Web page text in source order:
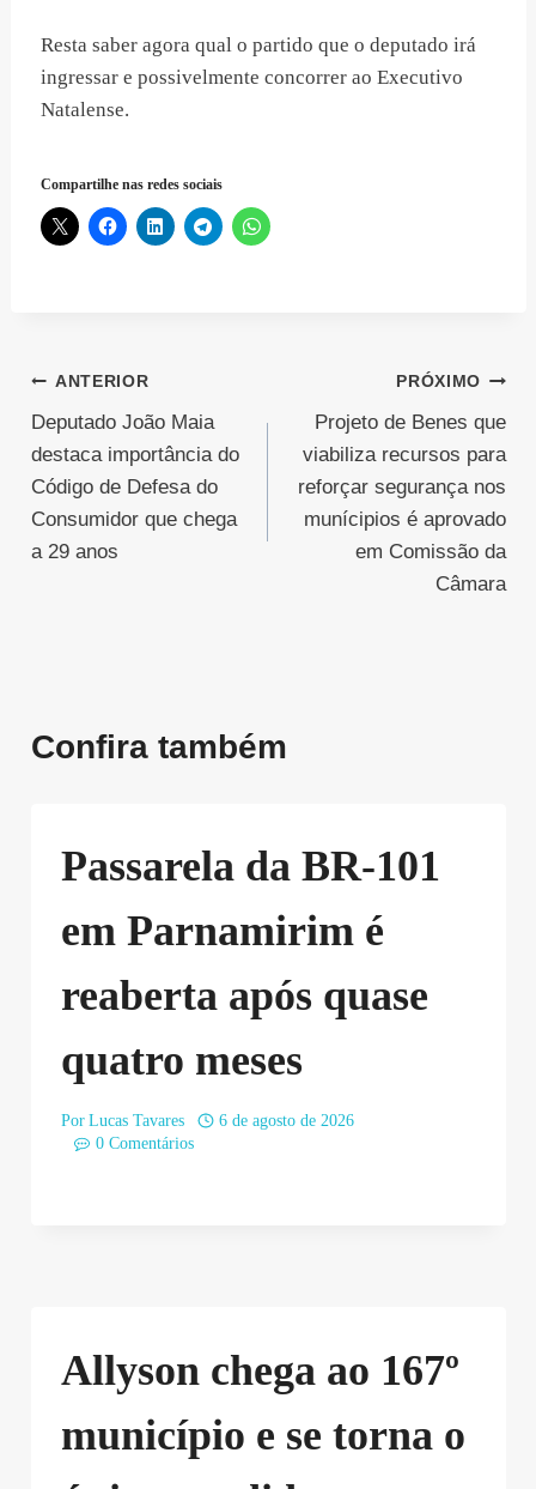
Resta saber agora qual o partido que o deputado irá
ingressar e possivelmente concorrer ao Executivo
Natalense.
Compartilhe nas redes sociais
Navegação
de
Post
ANTERIOR
Deputado João Maia
destaca importância do
Código de Defesa do
Consumidor que chega
a 29 anos
PRÓXIMO
Projeto de Benes que
viabiliza recursos para
reforçar segurança nos
munícipios é aprovado
em Comissão da
Câmara
Confira também
Passarela da BR-101
em Parnamirim é
reaberta após quase
quatro meses
Por Lucas Tavares
6 de agosto de 2026
0 Comentários
Allyson chega ao 167º
município e se torna o